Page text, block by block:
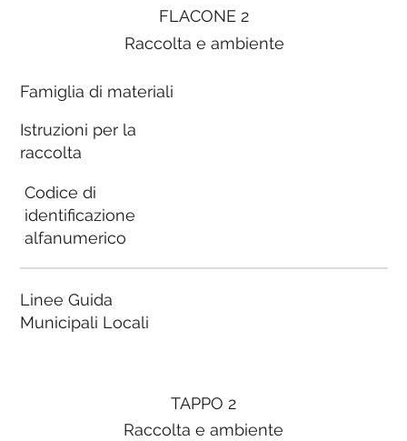
FLACONE 2
Raccolta e ambiente
Famiglia di materiali
Istruzioni per la
raccolta
Codice di
identificazione
alfanumerico
Linee Guida
Municipali Locali
TAPPO 2
Raccolta e ambiente